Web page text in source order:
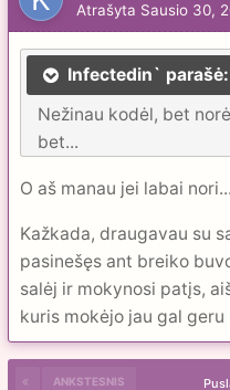
Atrašyta Sausio 30,
Infectedin` parašė:
Nežinau kodėl, bet
bet...
O aš manau jei labai
Kažkada, draugavau su
pasinešęs ant breiko
salėj ir mokynosi patįs,
kuris mokėjo jau gal
ANKSTESNIS